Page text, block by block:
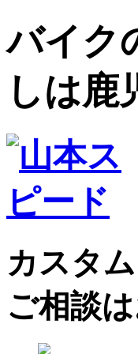
バイク
しは鹿
カスタ
ご相談